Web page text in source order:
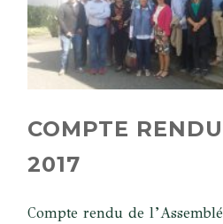
COMPTE
2017
Compte rendu de